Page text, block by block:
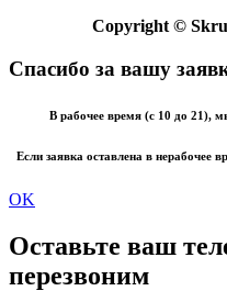
Copyright ©
Спасибо за вашу
В рабочее время (с 10 до 21),
Если заявка оставлена в нерабочее
OK
Оставьте ваш
перезвоним